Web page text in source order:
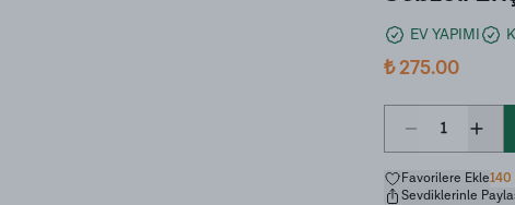
EV YAPIMI
₺ 275.00
1
Favorilere Ekle
Sevdiklerinle